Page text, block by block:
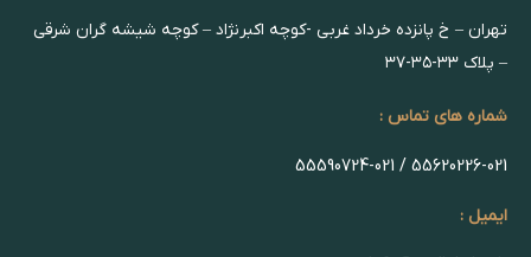
تهران – خ پانزده خرداد غربی -کوچه اکبرنژاد – کوچه شیشه گران شرقی
– پلاک ۳۳-۳۵-۳۷
شماره های تماس :
55620226-021 / 55590724-021
ایمیل :